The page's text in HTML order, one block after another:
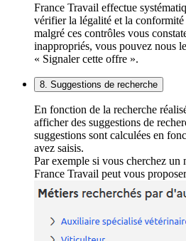
France Travail effectue
vérifier la légalité et la
malgré ces contrôles vous
inappropriés, vous pouvez nous
« Signaler cette offre ».
8. Suggestions de recherche
En fonction de la recherche
afficher des suggestions de
suggestions sont calculées en
avez saisis.
Par exemple si vous cherchez
France Travail peut vous